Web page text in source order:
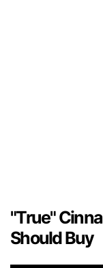
"True"
Should Buy